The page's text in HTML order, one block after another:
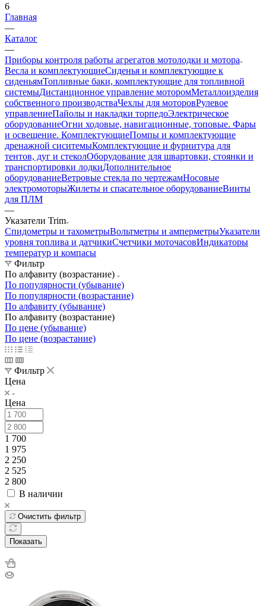
6
Главная
—
Каталог
—
Приборы контроля работы агрегатов мотолодки и мотора
Весла и комплектующиеСиденья и комплектующие к
сиденьямТопливные баки, комплектующие для топливной
системыДистанционное управление моторомМеталлоизделия
собственного производстваЧехлы для моторовРулевое
управлениеПайолы и накладки торпедоЭлектрическое
оборудованиеОгни ходовые, навигационные, топовые. Фары
и освещение. КомплектующиеПомпы и комплектующие
дренажной сиситемыКомплектующие и фурнитура для
тентов, дуг и стеколОборудование для швартовки, стоянки и
транспортировки лодкиДополнительное
оборудованиеВетровые стекла по чертежамНосовые
электромоторыЖилеты и спасательное оборудованиеВинты
для ПЛМ
—
Указатели Trim
Спидометры и тахометрыВольтметры и амперметрыУказатели
уровня топлива и датчикиСчетчики моточасовИндикаторы
температур и компасы
Фильтр
По алфавиту (возрастание)
По популярности (убывание)
По популярности (возрастание)
По алфавиту (убывание)
По алфавиту (возрастание)
По цене (убывание)
По цене (возрастание)
Фильтр
Цена
Цена
1 700
1 975
2 250
2 525
2 800
В наличии
Очистить фильтр
Показать